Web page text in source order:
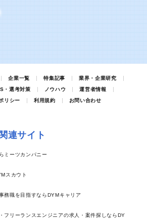
企業一覧 特集記事
業界・企業研究
・選考対策 ノウハウ
運営者情報
リシー
利用規約 お問い合わせ
連サイト
ミーツカンパニー
スカウト
務職を目指すならDYMキャリア
フリーランスエンジニアの求人・案件探しならDY